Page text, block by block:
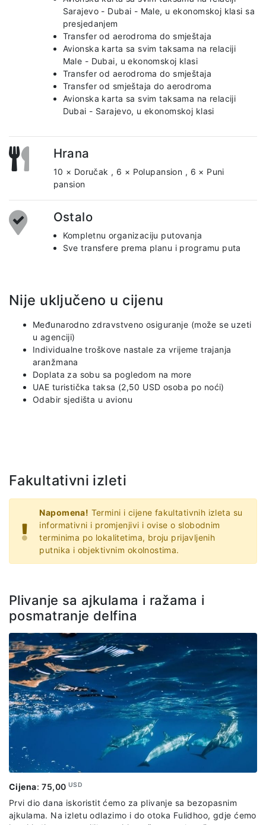
Sarajevo - Dubai - Male, u ekonomskoj klasi sa
presjedanjem
Transfer od aerodroma do smještaja
Avionska karta sa svim taksama na relaciji
Male - Dubai, u ekonomskoj klasi
Transfer od aerodroma do smještaja
Transfer od smještaja do aerodroma
Avionska karta sa svim taksama na relaciji
Dubai - Sarajevo, u ekonomskoj klasi
Hrana
10 × Doručak , 6 × Polupansion , 6 × Puni
pansion
Ostalo
Kompletnu organizaciju putovanja
Sve transfere prema planu i programu puta
Nije uključeno u cijenu
Međunarodno zdravstveno osiguranje (može se uzeti
u agenciji)
Individualne troškove nastale za vrijeme trajanja
aranžmana
Doplata za sobu sa pogledom na more
UAE turistička taksa (2,50 USD osoba po noći)
Odabir sjedišta u avionu
Fakultativni izleti
Napomena! Termini i cijene fakultativnih izleta su
informativni i promjenjivi i ovise o slobodnim
terminima po lokalitetima, broju prijavljenih
putnika i objektivnim okolnostima.
Plivanje sa ajkulama i ražama i
posmatranje delfina
Cijena:75,00 USD
Prvi dio dana iskoristit ćemo za plivanje sa bezopasnim
ajkulama. Na izletu odlazimo i do otoka Fulidhoo, gdje ćemo